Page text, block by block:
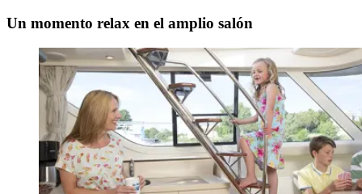
Un momento relax en el amplio salón